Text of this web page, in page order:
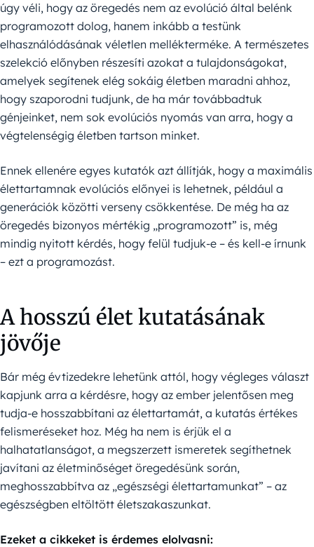
úgy véli, hogy az öregedés nem az evolúció által belénk
programozott dolog, hanem inkább a testünk
elhasználódásának véletlen mellékterméke. A természetes
szelekció előnyben részesíti azokat a tulajdonságokat,
amelyek segítenek elég sokáig életben maradni ahhoz,
hogy szaporodni tudjunk, de ha már továbbadtuk
génjeinket, nem sok evolúciós nyomás van arra, hogy a
végtelenségig életben tartson minket.
Ennek ellenére egyes kutatók azt állítják, hogy a maximális
élettartamnak evolúciós előnyei is lehetnek, például a
generációk közötti verseny csökkentése. De még ha az
öregedés bizonyos mértékig „programozott” is, még
mindig nyitott kérdés, hogy felül tudjuk-e – és kell-e írnunk
– ezt a programozást.
A hosszú élet kutatásának
jövője
Bár még évtizedekre lehetünk attól, hogy végleges választ
kapjunk arra a kérdésre, hogy az ember jelentősen meg
tudja-e hosszabbítani az élettartamát, a kutatás értékes
felismeréseket hoz. Még ha nem is érjük el a
halhatatlanságot, a megszerzett ismeretek segíthetnek
javítani az életminőséget öregedésünk során,
meghosszabbítva az „egészségi élettartamunkat” – az
egészségben eltöltött életszakaszunkat.
Ezeket a cikkeket is érdemes elolvasni: